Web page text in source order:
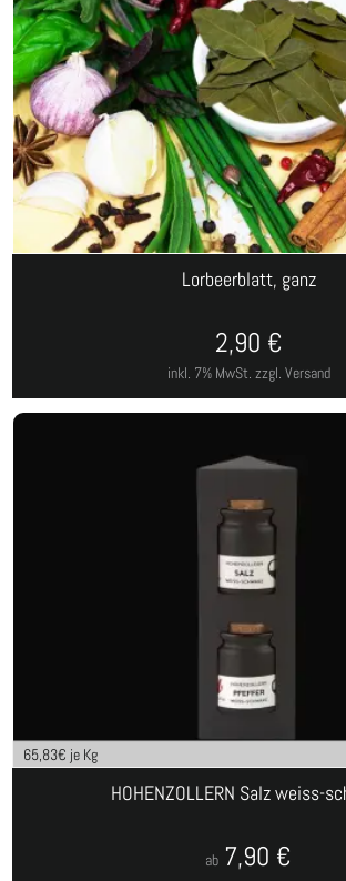
Lorbeerblatt, ganz
inkl. 7% MwSt. zzgl. Versand
2,90 €
65,83€ je Kg
HOHENZOLLERN Salz weiss-
ab 7,90 €